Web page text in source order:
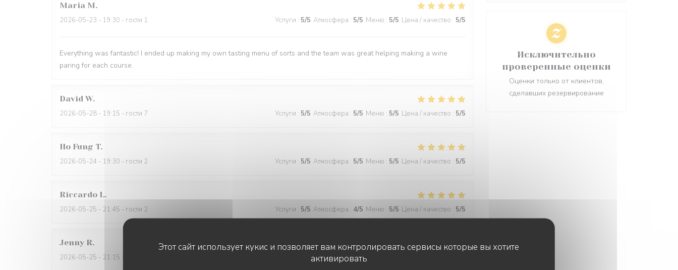
Этот сайт использует кукис и позволяет вам контролировать сервисы которые вы хотите
активировать
Maria M
2026-05-23 - 19:30 - гости 1 Услуги : 5/5 Атмосфера : 5/5 Меню : 5/5 Цена / качество : 5/5
Everything was fantastic! I ended up making my own tasting menu of sorts and the team was great helping making a wine
paring for each course.
David W
2026-05-28 - 19:15 - гости 7 Услуги : 5/5 Атмосфера : 5/5 Меню : 5/5 Цена / качество : 5/5
Ho Fung T
2026-05-24 - 19:30 - гости 2 Услуги : 5/5 Атмосфера : 5/5 Меню : 5/5 Цена / качество : 5/5
Riccardo L
2026-05-25 - 21:45 - гости 2 Услуги : 5/5 Атмосфера : 4/5 Меню : 5/5 Цена / качество : 5/5
Jenny R
2026-05-25 - 21:15 - гости 2 Атмосфера:5/5 Меню
Исключительно
проверенные оценки
Оценки только от клиентов,
сделавших резервирование